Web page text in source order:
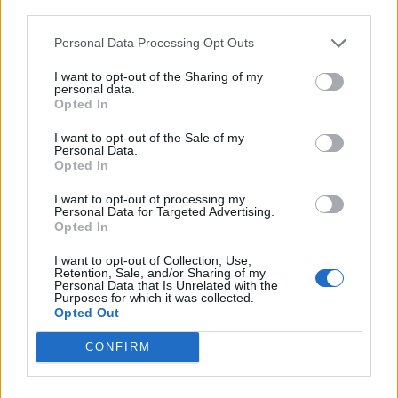
Personal Data Processing Opt Outs
I want to opt-out of the Sharing of my
personal data.
Opted In
I want to opt-out of the Sale of my
Personal Data.
Opted In
I want to opt-out of processing my
Personal Data for Targeted Advertising.
Opted In
I want to opt-out of Collection, Use,
Retention, Sale, and/or Sharing of my
Personal Data that Is Unrelated with the
Purposes for which it was collected.
Opted Out
CONFIRM
БЕСНЕЕ - Нови евакуации во
ВИДЕО | КРУЗЕР СО 238 ПАТНИЦИ
ЗАГЛАВИ НА ДУНАВ - Екстремно
пловидбата
НАЈЧИТАНИ ВО ПОСЛЕДНИ 7 ДЕНА
ПИСТА: Огромниот Боинг 777
на индиската претседателка
на Меѓународниот Аеродром
Скопје
УАПСЕН МАКЕДОНЕЦОТ АНДРЕЈ